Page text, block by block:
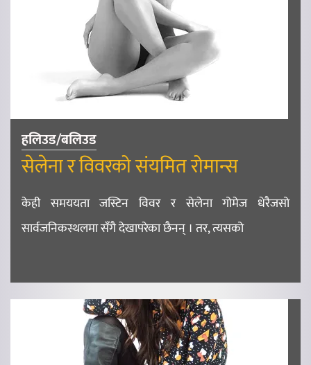
हलिउड/बलिउड
सेलेना र विवरको संयमित रोमान्स
केही समययता जस्टिन विवर र सेलेना गोमेज धेरैजसो
सार्वजनिकस्थलमा सँगै देखापरेका छैनन् । तर, त्यसको